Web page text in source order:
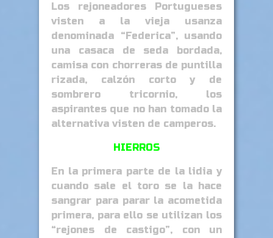
Los rejoneadores Portugueses
visten a la vieja usanza
denominada “Federica”, usando
una casaca de seda bordada,
camisa con chorreras de puntilla
rizada, calzón corto y de
sombrero tricornio, los
aspirantes que no han tomado la
alternativa visten de camperos.
HIERROS
En la primera parte de la lidia y
cuando sale el toro se la hace
sangrar para parar la acometida
primera, para ello se utilizan los
“rejones de castigo”, con un